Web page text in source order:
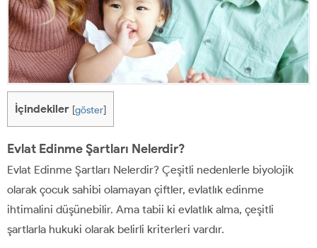
İçindekiler [göster]
Evlat Edinme Şartları Nelerdir?
Evlat Edinme Şartları Nelerdir? Çeşitli nedenlerle biyolojik
olarak çocuk sahibi olamayan çiftler, evlatlık edinme
ihtimalini düşünebilir. Ama tabii ki evlatlık alma, çeşitli
şartlarla hukuki olarak belirli kriterleri vardır.